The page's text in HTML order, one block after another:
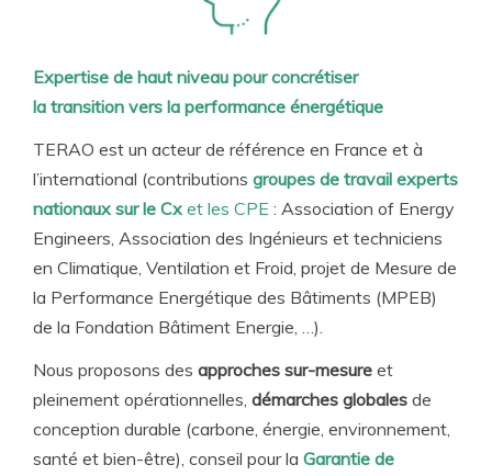
Expertise de haut niveau pour concrétiser
la transition vers la performance énergétique
TERAO est un acteur de référence en France et à
l’international (contributions groupes de travail experts
nationaux sur le Cx et les CPE : Association of Energy
Engineers, Association des Ingénieurs et techniciens
en Climatique, Ventilation et Froid, projet de Mesure de
la Performance Energétique des Bâtiments (MPEB)
de la Fondation Bâtiment Energie, …).
Nous proposons des approches sur-mesure et
pleinement opérationnelles, démarches globales de
conception durable (carbone, énergie, environnement,
santé et bien-être), conseil pour la Garantie de